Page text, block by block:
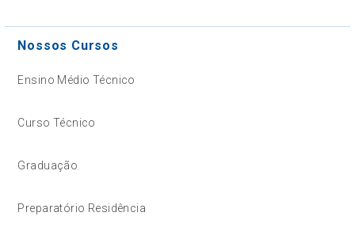
Nossos Cursos
Ensino Médio Técnico
Curso Técnico
Graduação
Preparatório Residência